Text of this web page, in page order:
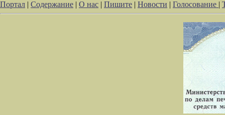
Портал | Содержание | О нас | Пишите | Новости | Голосование |